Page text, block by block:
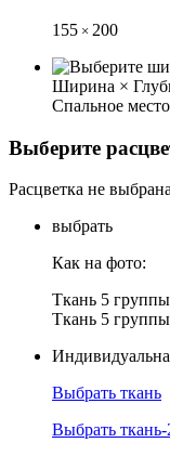
155 × 200
Ширина ×
Спальное
Выберите
Расцветка не выбрана
выбрать
Как на фото:
Ткань 5 группы
Ткань 5
Выбрать ткань
Выбрать ткань-